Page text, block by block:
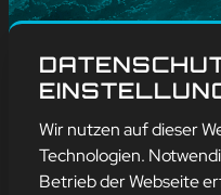
Blog, Weitere
mehr erfahren
Wir nutzen auf dieser
Technologien.
Betrieb der Webseite